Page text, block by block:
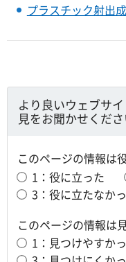
プラスチック射出
より良いウェブサ
見をお聞かせくだ
このページの情報は
1：役に立った
3：役に立たなか
このページの情報は
1：見つけやすか